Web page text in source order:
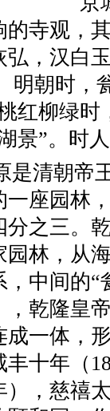
的寺观，
弘，汉白
明朝时，
红柳绿时
景”。时
是清朝帝
一座园林
分之三。
园林，从
，中间的“
，乾隆皇
成一体，
丰十年（
），慈禧